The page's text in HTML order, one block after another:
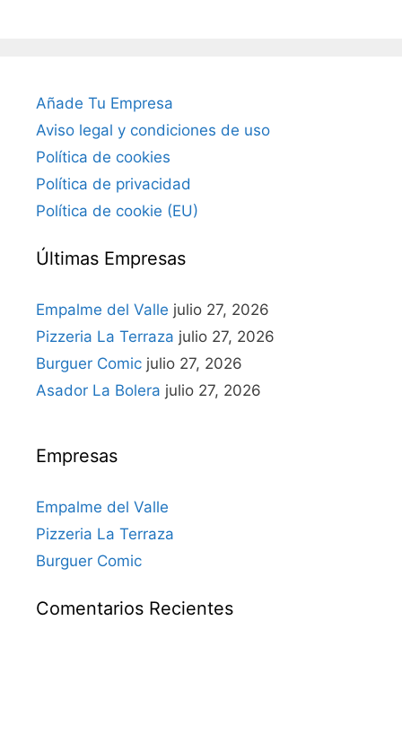
Añade Tu Empresa
Aviso legal y condiciones de uso
Política de cookies
Política de privacidad
Política de cookie (EU)
Últimas Empresas
Empalme del Valle julio 27, 2026
Pizzeria La Terraza julio 27, 2026
Burguer Comic julio 27, 2026
Asador La Bolera julio 27, 2026
Empresas
Empalme del Valle
Pizzeria La Terraza
Burguer Comic
Comentarios Recientes